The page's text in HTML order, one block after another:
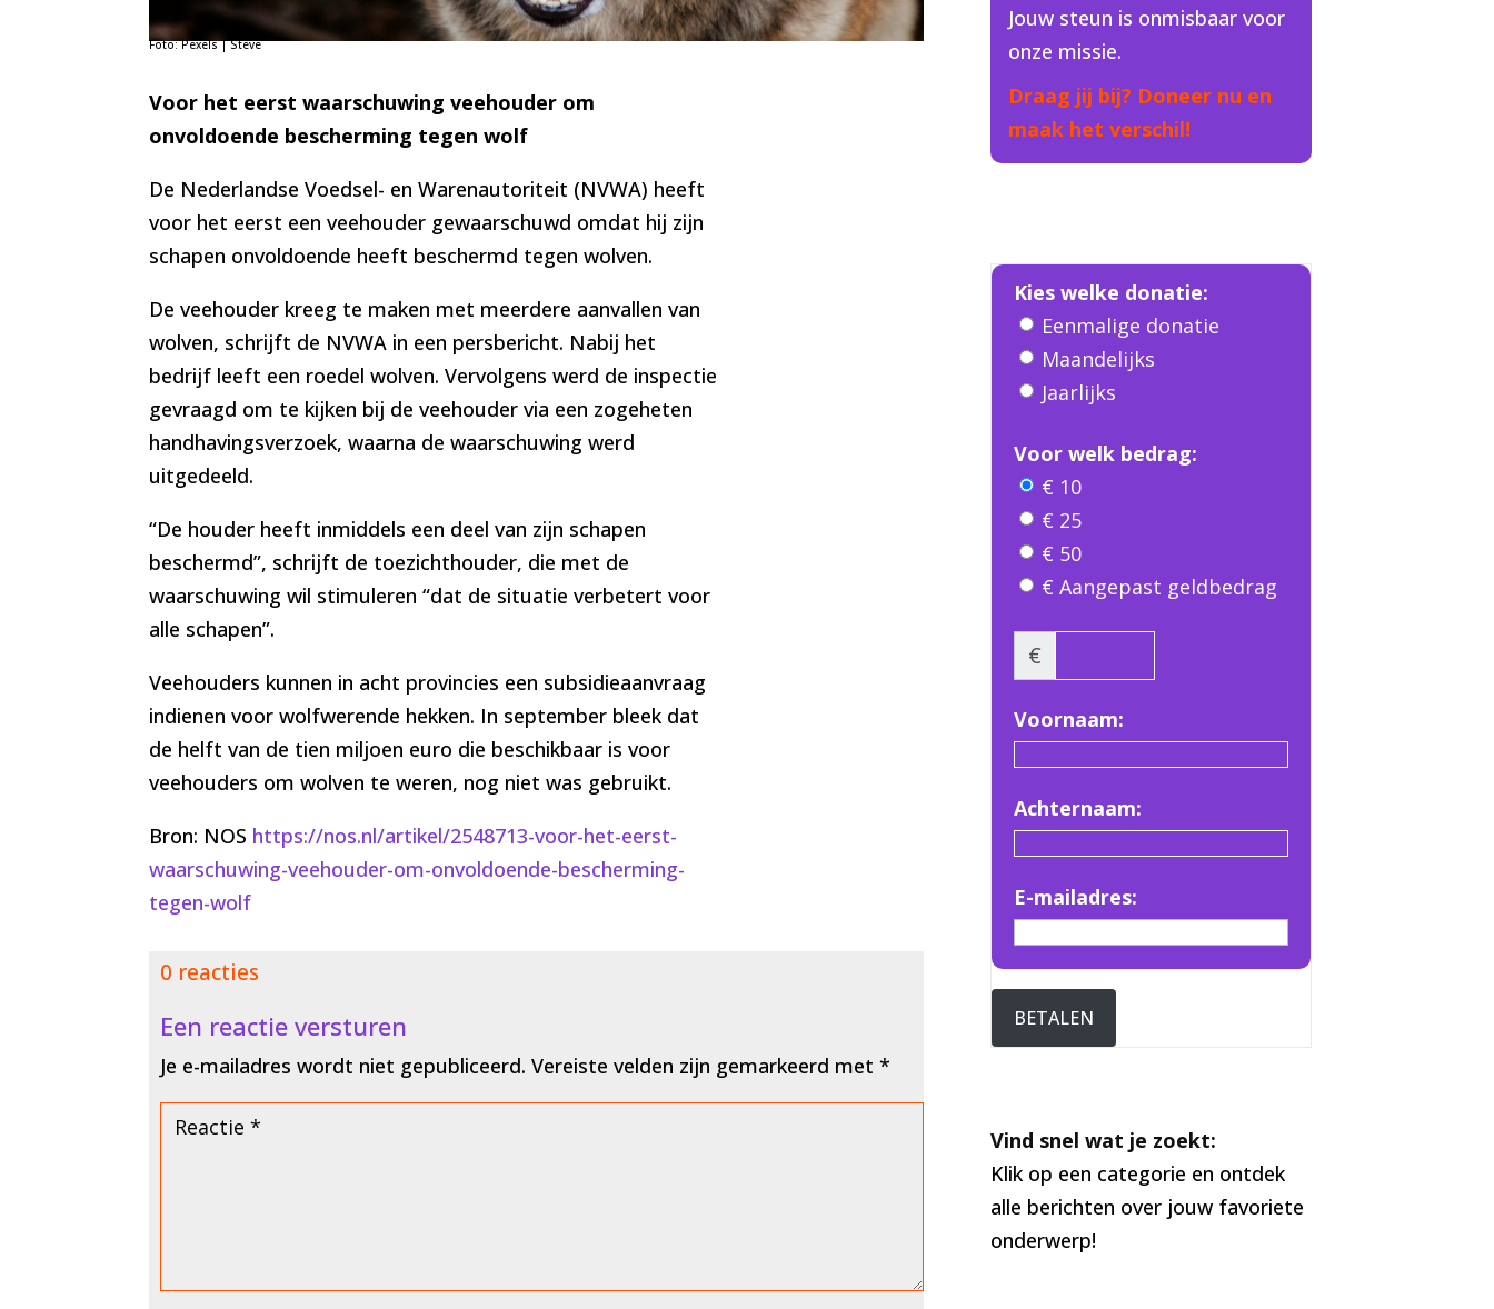
Foto: Pexels | Steve
Voor het eerst waarschuwing veehouder om
onvoldoende bescherming tegen wolf
De Nederlandse Voedsel- en Warenautoriteit (NVWA) heeft
voor het eerst een veehouder gewaarschuwd omdat hij zijn
schapen onvoldoende heeft beschermd tegen wolven.
De veehouder kreeg te maken met meerdere aanvallen van
wolven, schrijft de NVWA in een persbericht. Nabij het
bedrijf leeft een roedel wolven. Vervolgens werd de inspectie
gevraagd om te kijken bij de veehouder via een zogeheten
handhavingsverzoek, waarna de waarschuwing werd
uitgedeeld.
“De houder heeft inmiddels een deel van zijn schapen
beschermd”, schrijft de toezichthouder, die met de
waarschuwing wil stimuleren “dat de situatie verbetert voor
alle schapen”.
Veehouders kunnen in acht provincies een subsidieaanvraag
indienen voor wolfwerende hekken. In september bleek dat
de helft van de tien miljoen euro die beschikbaar is voor
veehouders om wolven te weren, nog niet was gebruikt.
Bron: NOS https://nos.nl/artikel/2548713-voor-het-eerst-
waarschuwing-veehouder-om-onvoldoende-bescherming-
tegen-wolf
0 reacties
Een reactie versturen
Je e-mailadres wordt niet gepubliceerd. Vereiste velden zijn gemarkeerd met*
Jouw steun is onmisbaar voor
onze missie.
Draag jij bij? Doneer nu en
maak het verschil!
Kies welke donatie:
Eenmalige donatie
Maandelijks
Jaarlijks
Voor welk bedrag:
€ 10
€ 25
€ 50
€ Aangepast geldbedrag
€
Voornaam:
Achternaam:
E-mailadres:
BETALEN
Vind snel wat je zoekt:
Klik op een categorie en ontdek
alle berichten over jouw favoriete
onderwerp!